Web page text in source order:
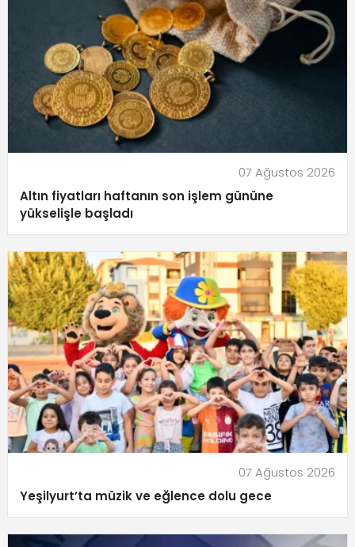
07 Ağustos 2026
Altın fiyatları haftanın son işlem gününe
yükselişle başladı
07 Ağustos 2026
Yeşilyurt’ta müzik ve eğlence dolu gece